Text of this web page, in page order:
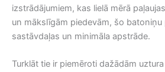
izstrādājumiem, kas lielā mērā
un mākslīgām piedevām, šo batoniņu
sastāvdaļas un minimāla apstrāde.
Turklāt tie ir piemēroti dažādām